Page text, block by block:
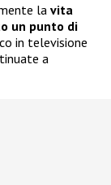
la vita
un punto di
in televisione
a